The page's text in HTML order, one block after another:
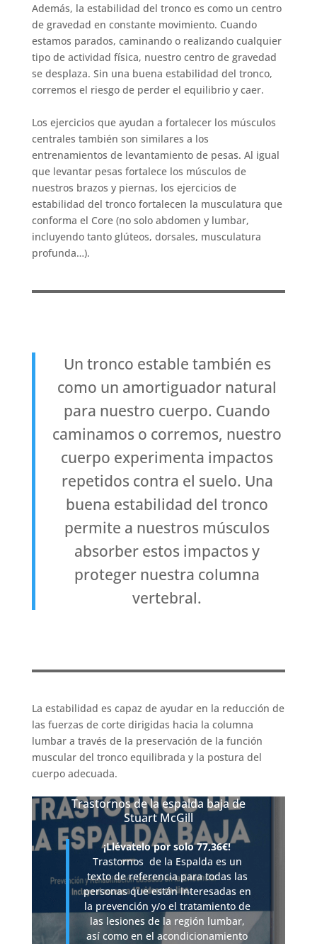
Además, la estabilidad del tronco es como un centro
de gravedad en constante movimiento. Cuando
estamos parados, caminando o realizando cualquier
tipo de actividad física, nuestro centro de gravedad
se desplaza. Sin una buena estabilidad del tronco,
corremos el riesgo de perder el equilibrio y caer.
Los ejercicios que ayudan a fortalecer los músculos
centrales también son similares a los
entrenamientos de levantamiento de pesas. Al igual
que levantar pesas fortalece los músculos de
nuestros brazos y piernas, los ejercicios de
estabilidad del tronco fortalecen la musculatura que
conforma el Core (no solo abdomen y lumbar,
incluyendo tanto glúteos, dorsales, musculatura
profunda…).
Un tronco estable también es
como un amortiguador natural
para nuestro cuerpo. Cuando
caminamos o corremos, nuestro
cuerpo experimenta impactos
repetidos contra el suelo. Una
buena estabilidad del tronco
permite a nuestros músculos
absorber estos impactos y
proteger nuestra columna
vertebral.
La estabilidad es capaz de ayudar en la reducción de
las fuerzas de corte dirigidas hacia la columna
lumbar a través de la preservación de la función
muscular del tronco equilibrada y la postura del
cuerpo adecuada.
Trastornos de la espalda baja de
Stuart McGill
¡Llévatelo por solo 77,36€!
Trastornos de la Espalda es un
texto de referencia para todas las
personas que están interesadas en
la prevención y/o el tratamiento de
las lesiones de la región lumbar,
así como en el acondicionamiento